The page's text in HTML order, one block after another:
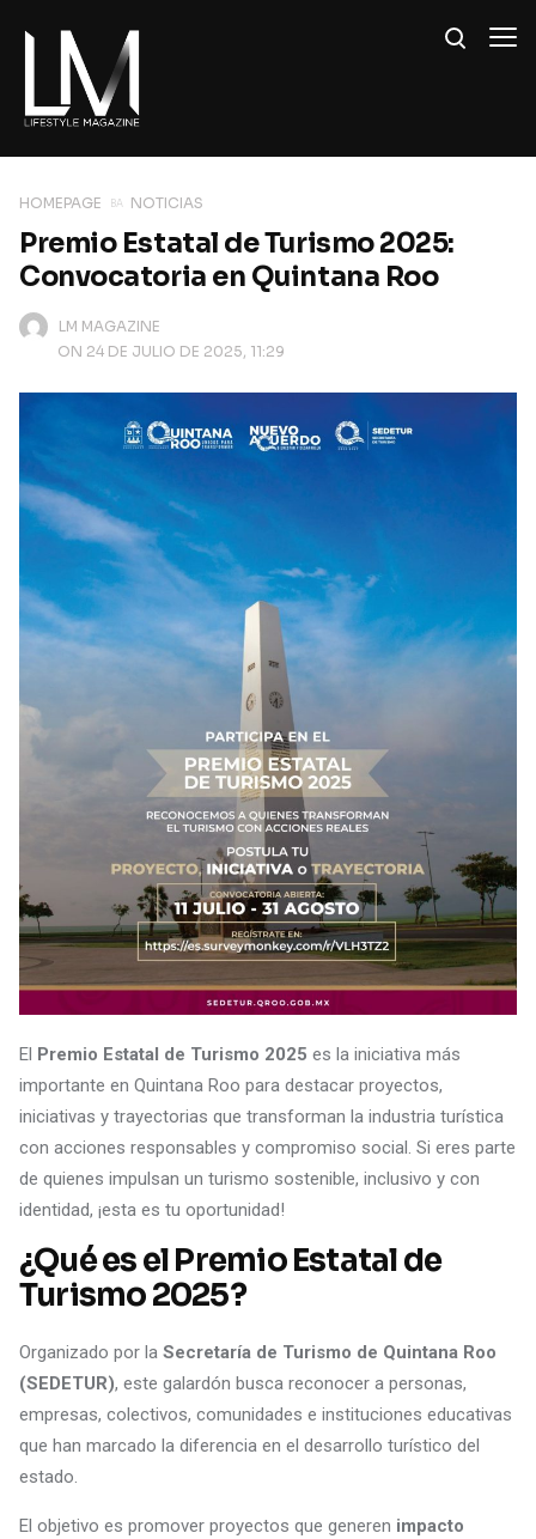
HOMEPAGE NOTICIAS
LM MAGAZINE
ON 24 DE JULIO DE 2025, 11:29
Premio Estatal de Turismo 2025:
Convocatoria en Quintana Roo
El Premio Estatal de Turismo 2025 es la iniciativa más
importante en Quintana Roo para destacar proyectos,
iniciativas y trayectorias que transforman la industria turística
con acciones responsables y compromiso social. Si eres parte
de quienes impulsan un turismo sostenible, inclusivo y con
identidad, ¡esta es tu oportunidad!
¿Qué es el Premio Estatal de
Turismo 2025?
Organizado por la Secretaría de Turismo de Quintana Roo
(SEDETUR), este galardón busca reconocer a personas,
empresas, colectivos, comunidades e instituciones educativas
que han marcado la diferencia en el desarrollo turístico del
estado.
El objetivo es promover proyectos que generen impacto